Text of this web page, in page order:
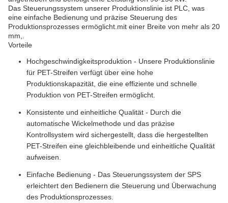
Das Steuerungssystem unserer Produktionslinie ist PLC, was
eine einfache Bedienung und präzise Steuerung des
Produktionsprozesses ermöglicht.mit einer Breite von mehr als 20
mm,.
Vorteile
Hochgeschwindigkeitsproduktion - Unsere Produktionslinie
für PET-Streifen verfügt über eine hohe
Produktionskapazität, die eine effiziente und schnelle
Produktion von PET-Streifen ermöglicht.
Konsistente und einheitliche Qualität - Durch die
automatische Wickelmethode und das präzise
Kontrollsystem wird sichergestellt, dass die hergestellten
PET-Streifen eine gleichbleibende und einheitliche Qualität
aufweisen.
Einfache Bedienung - Das Steuerungssystem der SPS
erleichtert den Bedienern die Steuerung und Überwachung
des Produktionsprozesses.